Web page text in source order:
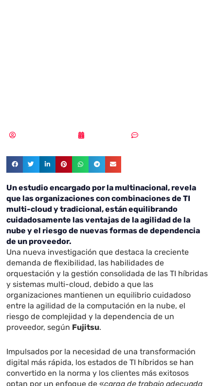
Un estudio encargado por la multinacional, revela
que las organizaciones con combinaciones de TI
multi-cloud y tradicional, están equilibrando
cuidadosamente las ventajas de la agilidad de la
nube y el riesgo de nuevas formas de dependencia
de un proveedor.
Una nueva investigación que destaca la creciente
demanda de flexibilidad, las habilidades de
orquestación y la gestión consolidada de las TI híbridas
y sistemas multi-cloud, debido a que las
organizaciones mantienen un equilibrio cuidadoso
entre la agilidad de la computación en la nube, el
riesgo de complejidad y la dependencia de un
proveedor, según Fujitsu.
Impulsados por la necesidad de una transformación
digital más rápida, los estados de TI híbridos se han
convertido en la norma y los clientes más exitosos
optan por un enfoque de «carga de trabajo adecuada